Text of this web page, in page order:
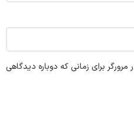
برای زمانی که دوباره دیدگاهی